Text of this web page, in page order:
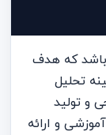
که هدف
تحلیل
و تولید
و ارائه